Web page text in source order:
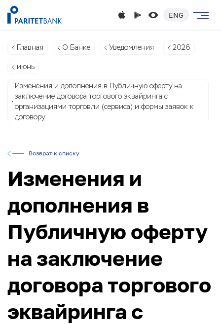
ENG
Главная О Банке Уведомления 2026
июнь
Изменения и дополнения в Публичную оферту на
заключение договора торгового эквайринга с
организациями торговли (сервиса) и формы заявок к
договору
Возврат к списку
Изменения и
дополнения в
Публичную оферту
на заключение
договора торгового
эквайринга с